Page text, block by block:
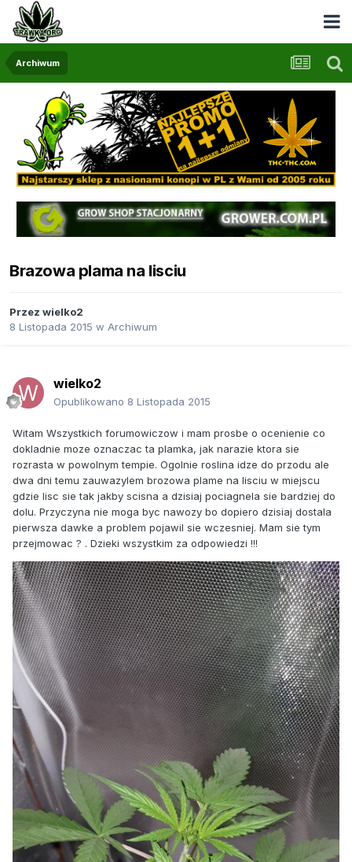
Archiwum
Brazowa plama na lisciu
Przez wielko2
8 Listopada 2015 w Archiwum
wielko2
Opublikowano 8 Listopada 2015
Witam Wszystkich forumowiczow i mam prosbe o ocenienie co
dokladnie moze oznaczac ta plamka, jak narazie ktora sie
rozrasta w powolnym tempie. Ogolnie roslina idze do przodu ale
dwa dni temu zauwazylem brozowa plame na lisciu w miejscu
gdzie lisc sie tak jakby scisna a dzisiaj pociagnela sie bardziej do
dolu. Przyczyna nie moga byc nawozy bo dopiero dzisiaj dostala
pierwsza dawke a problem pojawil sie wczesniej. Mam sie tym
przejmowac ? . Dzieki wszystkim za odpowiedzi !!!